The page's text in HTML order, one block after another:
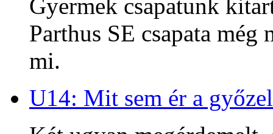
Gyermek csapatunk
Parthus SE csapata
mi.
U14: Mit sem ér a